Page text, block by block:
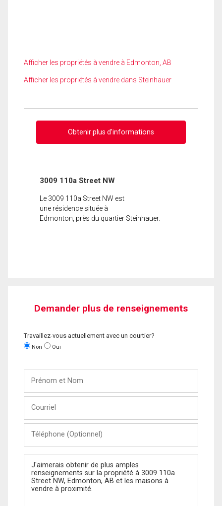
Afficher les propriétés à vendre à Edmonton, AB
Afficher les propriétés à vendre dans Steinhauer
Obtenir plus d'informations
3009 110a Street NW
Le 3009 110a Street NW est
une résidence située à
Edmonton, près du quartier Steinhauer.
Demander plus de renseignements
Travaillez-vous actuellement avec un courtier?
Non Oui
Nom
(Optionnel)
Message